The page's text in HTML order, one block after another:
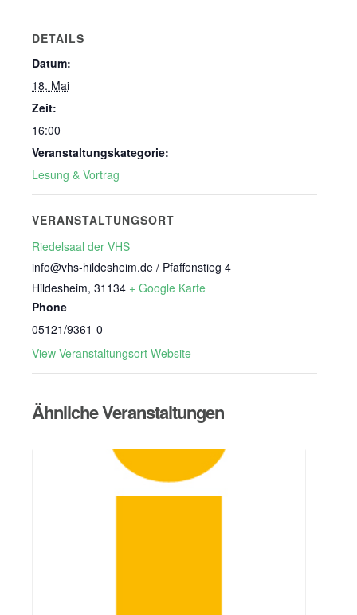
DETAILS
Datum:
18. Mai
Zeit:
16:00
Veranstaltungskategorie:
Lesung & Vortrag
VERANSTALTUNGSORT
Riedelsaal der VHS
info@vhs-hildesheim.de / Pfaffenstieg 4
Hildesheim, 31134 + Google Karte
Phone
05121/9361-0
View Veranstaltungsort Website
Ähnliche Veranstaltungen